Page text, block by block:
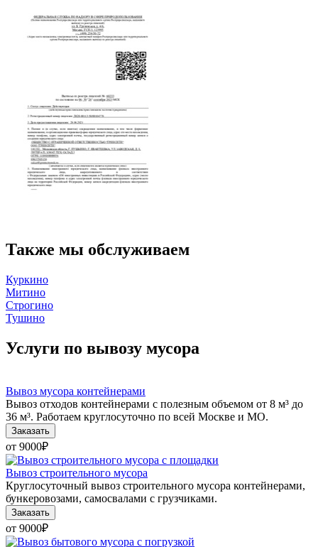
Также мы обслуживаем
Куркино
Митино
Строгино
Тушино
Услуги по вывозу мусора
Вывоз мусора контейнерами
Вывоз отходов контейнерами с полезным объемом от 8 м³ до
36 м³. Работаем круглосуточно по всей Москве и МО.
Заказать
от 9000₽
Вывоз строительного мусора
Круглосуточный вывоз строительного мусора контейнерами,
бункеровозами, самосвалами с грузчиками.
Заказать
от 9000₽